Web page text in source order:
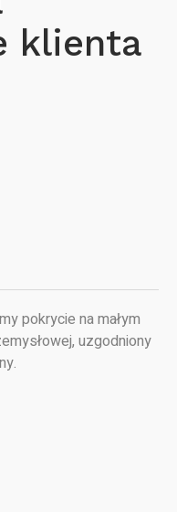
klienta
pokrycie na małym
uzgodniony